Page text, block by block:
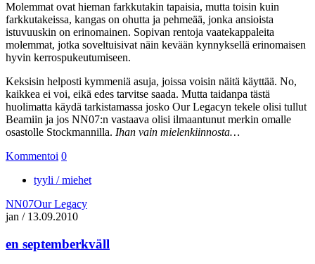
Molemmat ovat hieman farkkutakin tapaisia, mutta toisin kuin
farkkutakeissa, kangas on ohutta ja pehmeää, jonka ansioista
istuvuuskin on erinomainen. Sopivan rentoja vaatekappaleita
molemmat, jotka soveltuisivat näin kevään kynnyksellä erinomaisen
hyvin kerrospukeutumiseen.
Keksisin helposti kymmeniä asuja, joissa voisin näitä käyttää. No,
kaikkea ei voi, eikä edes tarvitse saada. Mutta taidanpa tästä
huolimatta käydä tarkistamassa josko Our Legacyn tekele olisi tullut
Beamiin ja jos NN07:n vastaava olisi ilmaantunut merkin omalle
osastolle Stockmannilla. Ihan vain mielenkiinnosta…
Kommentoi 0
tyyli / miehet
NN07Our Legacy
jan / 13.09.2010
en septemberkväll